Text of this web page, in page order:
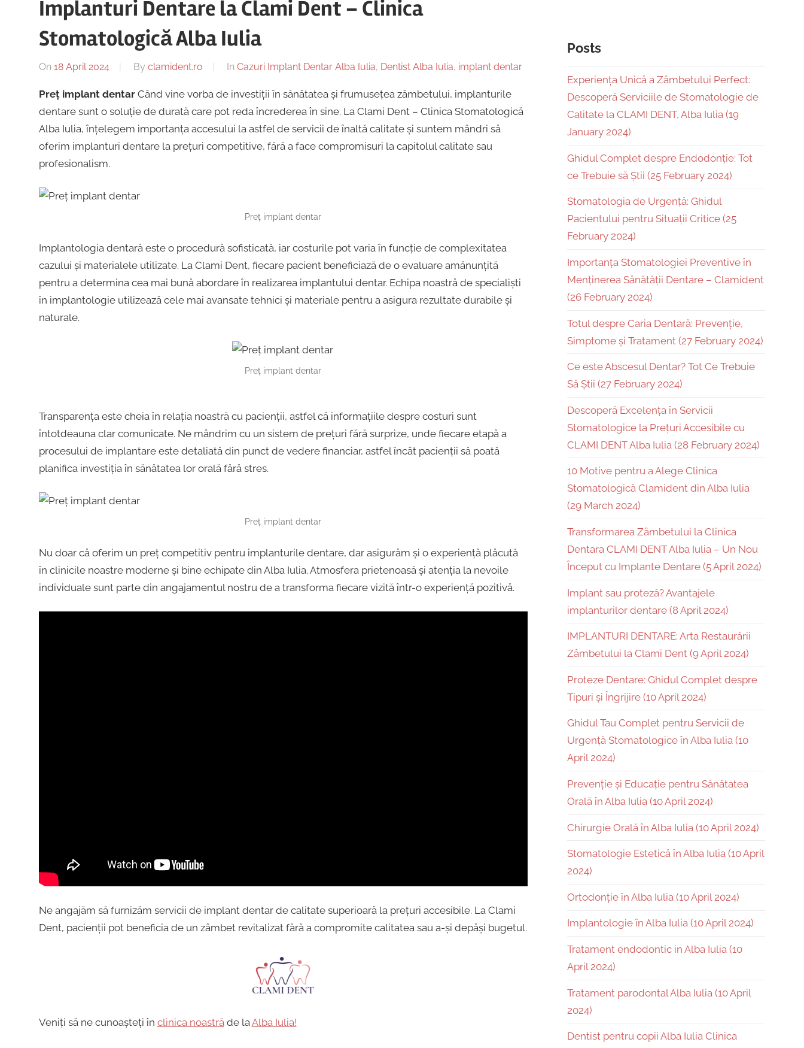
Alba
Iulia
|
Centru
Implantologie
dentar,
Stomatologie
Copii,
Strada
Ion
Lăncrănjan
19,
Alba
Iulia
România
Implanturi Dentare la Clami Dent – Clinica
Stomatologică Alba Iulia
On 18 April 2024 By clamident.ro In Cazuri Implant Dentar Alba Iulia, Dentist Alba Iulia, implant dentar
Preț implant dentar Când vine vorba de investiții în sănătatea și frumusețea zâmbetului, implanturile
dentare sunt o soluție de durată care pot reda încrederea în sine. La Clami Dent – Clinica Stomatologică
Alba Iulia, înțelegem importanța accesului la astfel de servicii de înaltă calitate și suntem mândri să
oferim implanturi dentare la prețuri competitive, fără a face compromisuri la capitolul calitate sau
profesionalism.
Preț implant dentar
Implantologia dentară este o procedură sofisticată, iar costurile pot varia în funcție de complexitatea
cazului și materialele utilizate. La Clami Dent, fiecare pacient beneficiază de o evaluare amănunțită
pentru a determina cea mai bună abordare în realizarea implantului dentar. Echipa noastră de specialiști
în implantologie utilizează cele mai avansate tehnici și materiale pentru a asigura rezultate durabile și
naturale.
Preț implant dentar
Transparența este cheia în relația noastră cu pacienții, astfel că informațiile despre costuri sunt
întotdeauna clar comunicate. Ne mândrim cu un sistem de prețuri fără surprize, unde fiecare etapă a
procesului de implantare este detaliată din punct de vedere financiar, astfel încât pacienții să poată
planifica investiția în sănătatea lor orală fără stres.
Preț implant dentar
Nu doar că oferim un preț competitiv pentru implanturile dentare, dar asigurăm și o experiență plăcută
în clinicile noastre moderne și bine echipate din Alba Iulia. Atmosfera prietenoasă și atenția la nevoile
individuale sunt parte din angajamentul nostru de a transforma fiecare vizită într-o experiență pozitivă.
Ne angajăm să furnizăm servicii de implant dentar de calitate superioară la prețuri accesibile. La Clami
Dent, pacienții pot beneficia de un zâmbet revitalizat fără a compromite calitatea sau a-și depăși bugetul.
Veniți să ne cunoașteți în clinica noastră de la Alba Iulia!
Posts
Experiența Unică a Zâmbetului Perfect:
Descoperă Serviciile de Stomatologie de
Calitate la CLAMI DENT, Alba Iulia (19
January 2024)
Ghidul Complet despre Endodonție: Tot
ce Trebuie să Știi (25 February 2024)
Stomatologia de Urgență: Ghidul
Pacientului pentru Situații Critice (25
February 2024)
Importanța Stomatologiei Preventive în
Menținerea Sănătății Dentare – Clamident
(26 February 2024)
Totul despre Caria Dentară: Prevenție,
Simptome și Tratament (27 February 2024)
Ce este Abscesul Dentar? Tot Ce Trebuie
Să Știi (27 February 2024)
Descoperă Excelența în Servicii
Stomatologice la Prețuri Accesibile cu
CLAMI DENT Alba Iulia (28 February 2024)
10 Motive pentru a Alege Clinica
Stomatologică Clamident din Alba Iulia
(29 March 2024)
Transformarea Zâmbetului la Clinica
Dentara CLAMI DENT Alba Iulia – Un Nou
Început cu Implante Dentare (5 April 2024)
Implant sau proteză? Avantajele
implanturilor dentare (8 April 2024)
IMPLANTURI DENTARE: Arta Restaurării
Zâmbetului la Clami Dent (9 April 2024)
Proteze Dentare: Ghidul Complet despre
Tipuri și Îngrijire (10 April 2024)
Ghidul Tau Complet pentru Servicii de
Urgență Stomatologice în Alba Iulia (10
April 2024)
Prevenție și Educație pentru Sănătatea
Orală în Alba Iulia (10 April 2024)
Chirurgie Orală în Alba Iulia (10 April 2024)
Stomatologie Estetică în Alba Iulia (10 April
2024)
Ortodonție în Alba Iulia (10 April 2024)
Implantologie în Alba Iulia (10 April 2024)
Tratament endodontic in Alba Iulia (10
April 2024)
Tratament parodontal Alba Iulia (10 April
2024)
Dentist pentru copii Alba Iulia Clinica